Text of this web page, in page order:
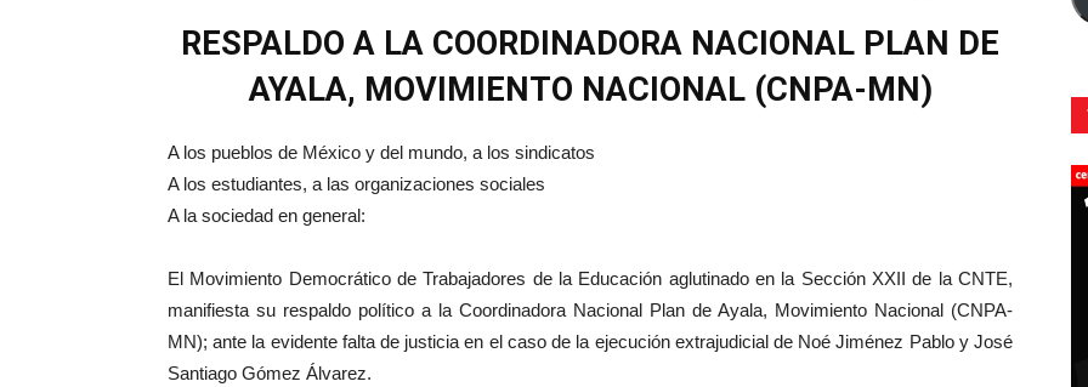
RESPALDO A LA COORDINADORA NACIONAL PLAN DE
AYALA, MOVIMIENTO NACIONAL (CNPA-MN)
A los pueblos de México y del mundo, a los sindicatos
A los estudiantes, a las organizaciones sociales
A la sociedad en general:
El Movimiento Democrático de Trabajadores de la Educación aglutinado en la Sección XXII de la CNTE,
manifiesta su respaldo político a la Coordinadora Nacional Plan de Ayala, Movimiento Nacional (CNPA-
MN); ante la evidente falta de justicia en el caso de la ejecución extrajudicial de Noé Jiménez Pablo y José
Santiago Gómez Álvarez.